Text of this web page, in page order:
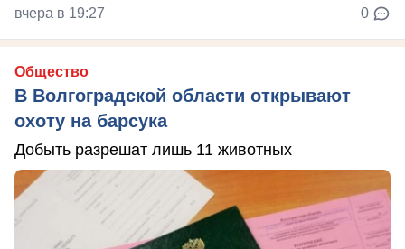
вчера в 19:27 0
Общество
В Волгоградской области открывают
охоту на барсука
Добыть разрешат лишь 11 животных